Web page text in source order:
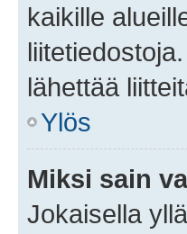
kaikille
lähettää
Ylös
Miksi sain
Jokaisella